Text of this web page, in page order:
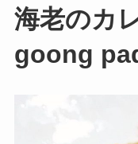
海老のカ
goong